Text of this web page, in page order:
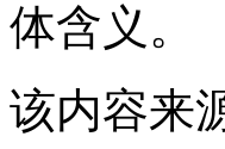
体含义。
该内容来